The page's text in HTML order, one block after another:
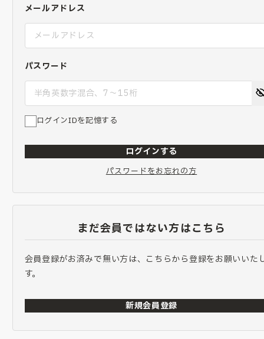
メールアドレス
パスワード
ログインIDを記憶する
ログインする
パスワードをお忘れの方
まだ会員ではない方はこちら
会員登録がお済みで無い方は、こちらから登録をお願いいた
す。
新規会員登録